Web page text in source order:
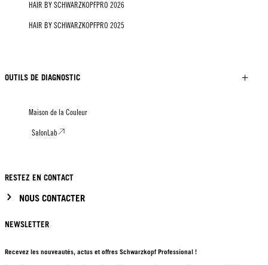
HAIR BY SCHWARZKOPFPRO 2026
HAIR BY SCHWARZKOPFPRO 2025
OUTILS DE DIAGNOSTIC
Maison de la Couleur
SalonLab
RESTEZ EN CONTACT
NOUS CONTACTER
NEWSLETTER
Recevez les nouveautés, actus et offres Schwarzkopf Professional !